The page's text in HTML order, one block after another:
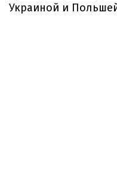
Украиной и